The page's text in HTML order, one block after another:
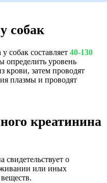
собак
собак составляет 40-130
определить уровень
крови, затем проводят
плазмы и проводят
креатинина
о
или иных